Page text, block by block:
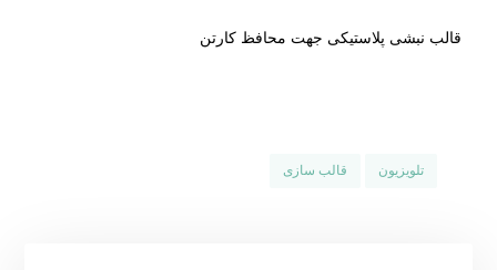
قالب نبشی پلاستیکی جهت محافظ کارتن
تلویزیون قالب سازی